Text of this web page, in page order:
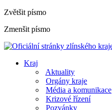
Zvětšit písmo
Zmenšit písmo
Kraj
Aktuality
Orgány kraje
Média a komunikace
Krizové řízení
Pozvánky